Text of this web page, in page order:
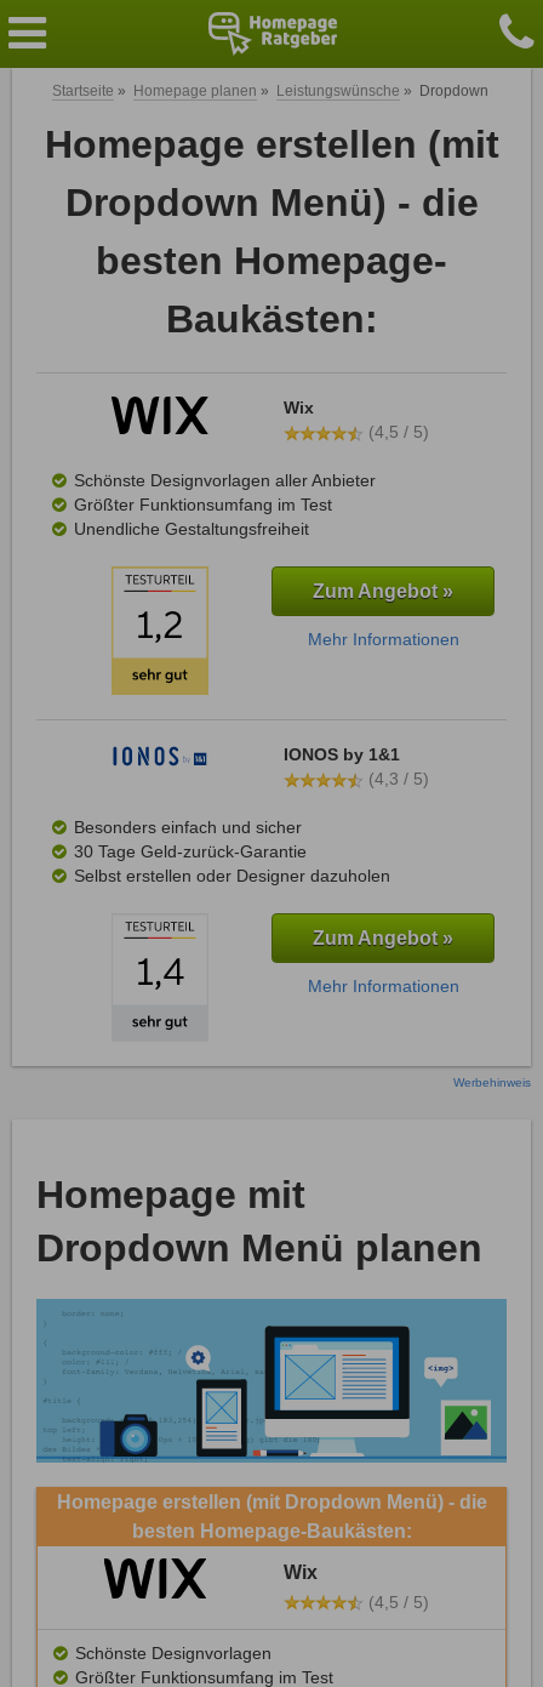
Startseite » Homepage planen » Leistungswünsche » Dropdown
Homepage erstellen (mit
Dropdown Menü) - die
besten Homepage-
Baukästen:
Wix
(4,5 / 5)
Schönste Designvorlagen aller Anbieter
Größter Funktionsumfang im Test
Unendliche Gestaltungsfreiheit
Zum Angebot »
Mehr Informationen
IONOS by 1&1
(4,3 / 5)
Besonders einfach und sicher
30 Tage Geld-zurück-Garantie
Selbst erstellen oder Designer dazuholen
Zum Angebot »
Mehr Informationen
Werbehinweis
Homepage mit
Dropdown Menü planen
Homepage erstellen (mit Dropdown Menü) - die
besten Homepage-Baukästen:
Wix
(4,5 / 5)
Schönste Designvorlagen
Größter Funktionsumfang im Test